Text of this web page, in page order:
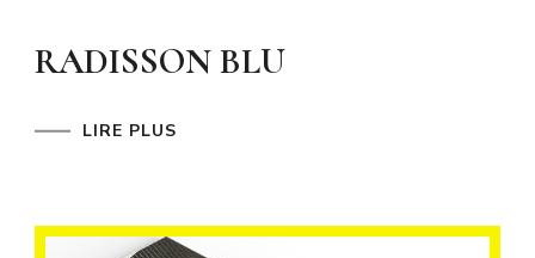
RADISSON BLU
LIRE PLUS